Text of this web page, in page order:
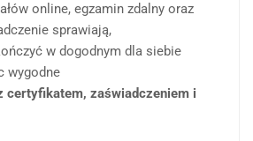
online, egzamin zdalny oraz
sprawiają,
w dogodnym dla siebie
wygodne
certyfikatem, zaświadczeniem i